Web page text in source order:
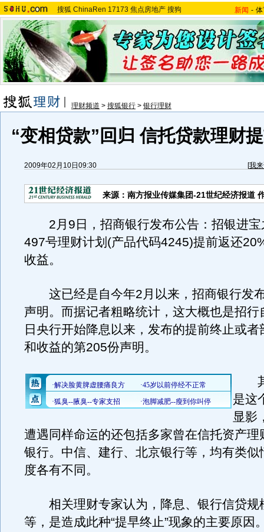
搜狐 ChinaRen 17173 焦点房地产 搜狗 新闻 -
理财频道 > 搜狐银行 > 银行理财
“变相贷款”回归 信托贷款理财
2009年02月10日09:30 [我
来源：南方报业传媒集团-21世纪经济报道
2月9日，招商银行发布公告：招银进宝
497号理财计划(产品代码4245)提前返还
收益。
这已经是自今年2月以来，招商银行发
声明。而据记者粗略统计，这大概也是招行
日央行开始降息以来，发布的提前终止或者
和收益的第205份声明。
其
是这
显影
遭遇同样命运的还包括多家曾在信托资产理
银行。中信、建行、北京银行等，均有类似
度各有不同。
相关理财专家认为，降息、银行信贷规
等，是造成此种“提早终止”现象的主要原因